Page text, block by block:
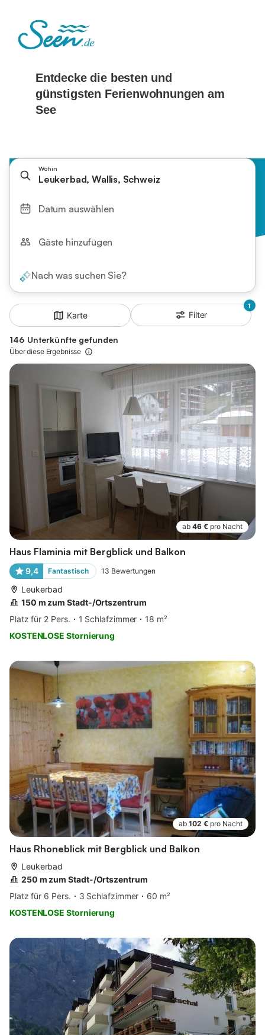
Wohin
Leukerbad, Wallis, Schweiz
Datum auswählen
Gäste hinzufügen
Nach was suchen Sie?
Karte
1
Filter
146 Unterkünfte gefunden
Über diese Ergebnisse
ab 46 € pro Nacht
Haus Flaminia mit Bergblick und Balkon
9,4 Fantastisch 13 Bewertungen
Leukerbad
150 m zum Stadt-/Ortszentrum
Platz für 2 Pers.
1 Schlafzimmer
18 m²
KOSTENLOSE Stornierung
ab 102 € pro Nacht
Haus Rhoneblick mit Bergblick und Balkon
Leukerbad
250 m zum Stadt-/Ortszentrum
Platz für 6 Pers.
3 Schlafzimmer
60 m²
KOSTENLOSE Stornierung